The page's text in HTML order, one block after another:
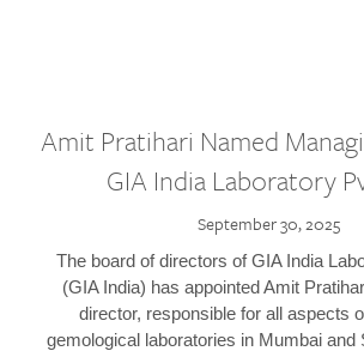
Amit Pratihari Named
GIA India Laboratory
September 30, 2025
The board of directors of GIA India
(GIA India) has appointed Amit
director, responsible for all aspects
gemological laboratories in Mumbai and